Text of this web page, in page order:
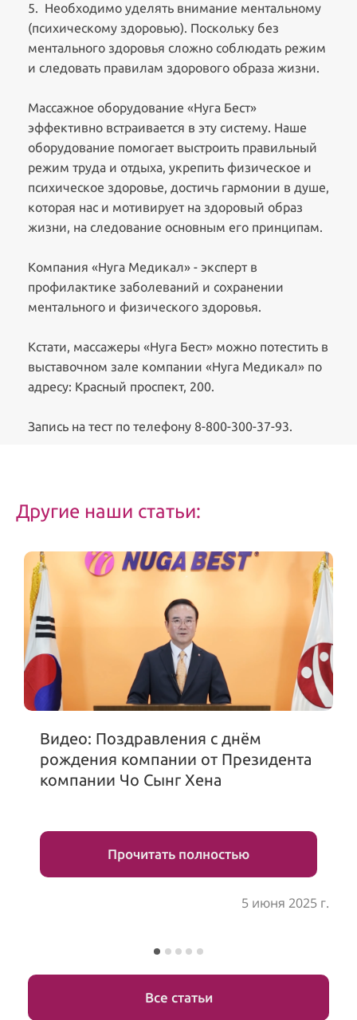
5. Необходимо уделять внимание ментальному
(психическому здоровью). Поскольку без
ментального здоровья сложно соблюдать режим
и следовать правилам здорового образа жизни.
Массажное оборудование «Нуга Бест»
эффективно встраивается в эту систему. Наше
оборудование помогает выстроить правильный
режим труда и отдыха, укрепить физическое и
психическое здоровье, достичь гармонии в душе,
которая нас и мотивирует на здоровый образ
жизни, на следование основным его принципам.
Компания «Нуга Медикал» - эксперт в
профилактике заболеваний и сохранении
ментального и физического здоровья.
Кстати, массажеры «Нуга Бест» можно потестить в
выставочном зале компании «Нуга Медикал» по
адресу: Красный проспект, 200.
Запись на тест по телефону 8-800-300-37-93.
Другие наши статьи:
Видео: Поздравления с днём
рождения компании от Президента
компании Чо Сынг Хена
Прочитать полностью
5 июня 2025 г.
Все статьи